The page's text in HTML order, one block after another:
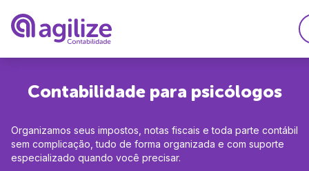
Trocar de contador
Soluções
Agilize
Planos
Recursos
Contabilidade para psicólogos
Organizamos seus impostos, notas fiscais e toda parte contábil
sem complicação, tudo de forma organizada e com suporte
especializado quando você precisar.